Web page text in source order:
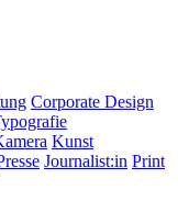
Corporate Design
Kunst
Journalist:in Print